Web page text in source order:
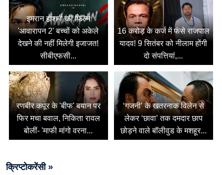
इमरान हाशमी की फिल्म
'आवारापन 2' बच्चों को अकेले
देखने की नहीं मिलेगी इजाजत!
सीबीएफसी...
16 करोड़ के कर्ज में फंसे राजपाल
यादव! 9 सितंबर को नीलाम होंगी
दो संपत्तियां,...
रणबीर कपूर के 'बीफ' बयान पर
फिर मचा बवाल, निकिता रावल
बोलीं- 'माफी मांगो वरना...
‘गजनी’ के खतरनाक विलेन से
लेकर ‘छावा’ तक दमदार छाप
छोड़ने वाले बॉलीवुड के मशहूर...
क्रिप्टोकरेंसी »